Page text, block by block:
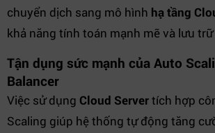
chuyển dịch sang mô hình hạ tầng
khả năng tính toán mạnh mẽ và lưu
Tận dụng sức mạnh của Auto
Balancer
Việc sử dụng Cloud Servertích hợp
Scaling giúp hệ thống tự động tăng